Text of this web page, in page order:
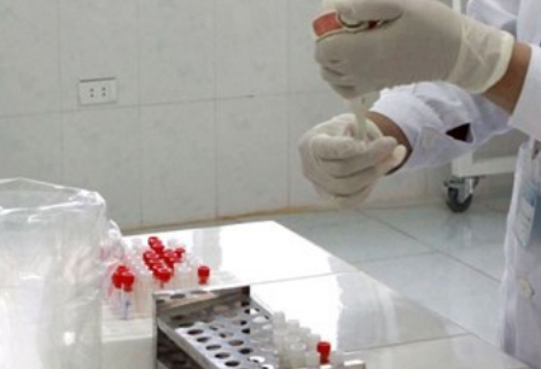
ngôi
của Hà
Xin lỗi, rồi sao nữa?!
Lê Xuân Thọ